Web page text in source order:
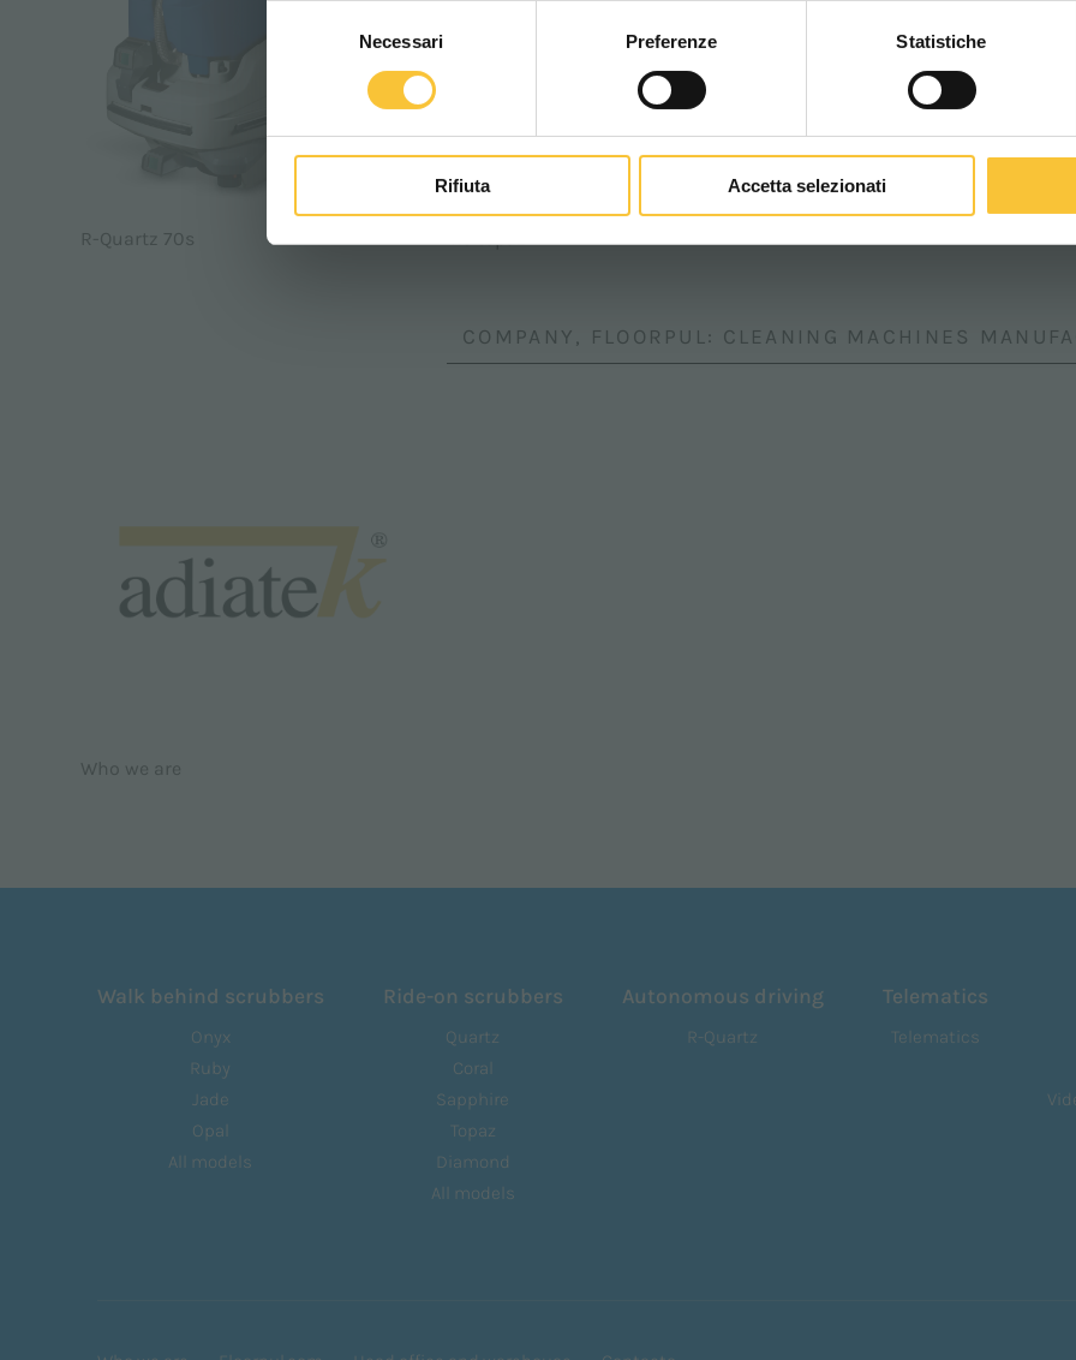
Necessari Preferenze Statistiche
Rifiuta Accetta selezionati
R-Quartz 70s
COMPANY, FLOORPUL: CLEANING MACHINES
Who we are
Walk behind scrubbers
Onyx
Ruby
Jade
Opal
All models
Ride-on scrubbers
Quartz
Coral
Sapphire
Topaz
Diamond
All models
Autonomous driving
R-Quartz
Telematics
Telematics